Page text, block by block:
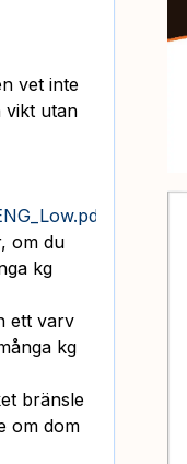
vet inte
vikt utan
om du
kg
ett varv
kg
bränsle
om dom